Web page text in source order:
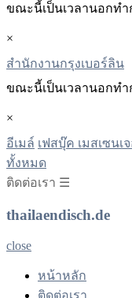
ขณะนี้เป็นเวลานอกทํา
×
สํานักงานกรุงเบอร์ลิน
ขณะนี้เป็นเวลานอกทํา
×
อีเมล์ เฟสบุ๊ค เมสเซนเ
ทั้งหมด
ติดต่อเรา ☰
thailaendisch.de
close
หน้าหลัก
ติดต่อเรา